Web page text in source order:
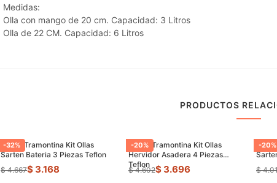
Medidas:
Olla con mango de 20 cm. Capacidad: 3 Litros
Olla de 22 CM. Capacidad: 6 Litros
PRODUCTOS
-32%
Juego Tramontina Kit Ollas
Sarten Bateria 3 Piezas Teflon
$ 4.667$ 3.168
-20%
Juego Tramontina Kit Ollas
Hervidor Asadera 4 Piezas
Teflon
$ 4.602$ 3.696
-20%
$